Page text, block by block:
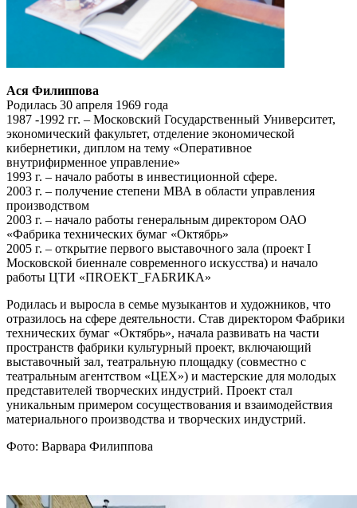
Ася Филиппова
Родилась 30 апреля 1969 года
1987 -1992 гг. – Московский Государственный Университет,
экономический факультет, отделение экономической
кибернетики, диплом на тему «Оперативное
внутрифирменное управление»
1993 г. – начало работы в инвестиционной сфере.
2003 г. – получение степени МВА в области управления
производством
2003 г. – начало работы генеральным директором ОАО
«Фабрика технических бумаг «Октябрь»
2005 г. – открытие первого выставочного зала (проект I
Московской биеннале современного искусства) и начало
работы ЦТИ «ПRОЕКТ_FАБRИКА»
Родилась и выросла в семье музыкантов и художников, что
отразилось на сфере деятельности. Став директором Фабрики
технических бумаг «Октябрь», начала развивать на части
пространств фабрики культурный проект, включающий
выставочный зал, театральную площадку (совместно с
театральным агентством «ЦЕХ») и мастерские для молодых
представителей творческих индустрий. Проект стал
уникальным примером сосуществования и взаимодействия
материального производства и творческих индустрий.
Фото: Варвара Филиппова